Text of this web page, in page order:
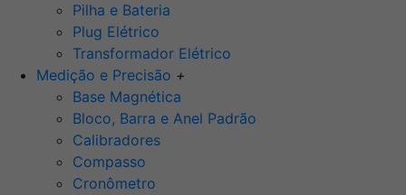
Pilha e Bateria
Plug Elétrico
Transformador Elétrico
Medição e Precisão +
Base Magnética
Bloco, Barra e Anel Padrão
Calibradores
Compasso
Cronômetro